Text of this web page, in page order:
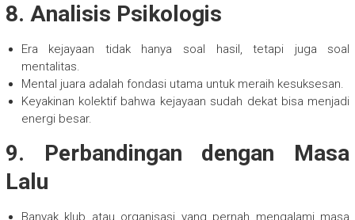
8. Analisis Psikologis
Era kejayaan tidak hanya soal hasil, tetapi juga soal
mentalitas.
Mental juara adalah fondasi utama untuk meraih kesuksesan.
Keyakinan kolektif bahwa kejayaan sudah dekat bisa menjadi
energi besar.
9. Perbandingan dengan Masa
Lalu